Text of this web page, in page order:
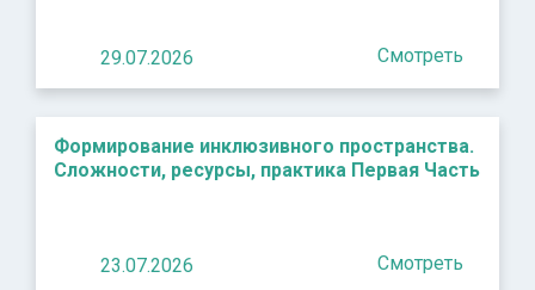
29.07.2026 Смотреть
Формирование инклюзивного пространства.
Сложности, ресурсы, практика Первая Часть
23.07.2026 Смотреть